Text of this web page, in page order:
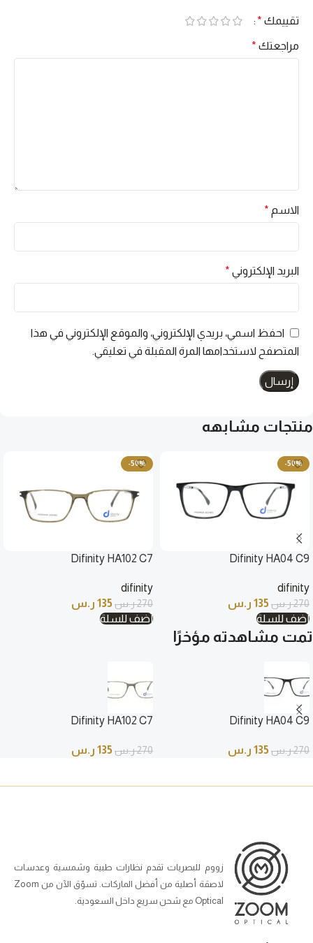
تقييمك *
مراجعتك *
الاسم *
البريد الإلكتروني *
احفظ اسمي، بريدي الإلكتروني، والموقع الإلكتروني في هذا
المتصفح لاستخدامها المرة المقبلة في تعليقي.
منتجات مشابهه
-50%
Difinity HA04 C9
difinity
270ر.س135 ر.س
أضف للسلة
-50%
Difinity HA102 C7
difinity
270ر.س135 ر.س
أضف للسلة
تمت مشاهدته مؤخرًا
Difinity HA04 C9
270ر.س135 ر.س
Difinity HA102 C7
270ر.س135 ر.س
زووم للبصريات تقدم نظارات طبية وشمسية وعدسات
لاصقة أصلية من أفضل الماركات. تسوّق الآن من Zoom
Optical مع شحن سريع داخل السعودية.